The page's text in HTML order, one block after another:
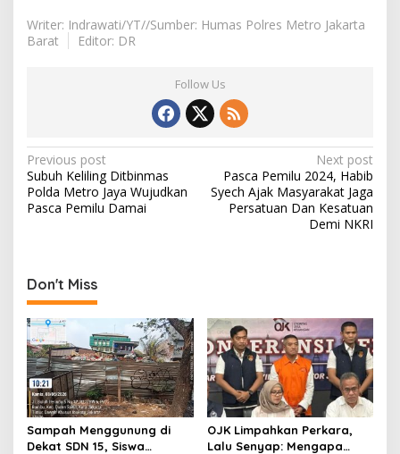
Writer: Indrawati/YT//Sumber: Humas Polres Metro Jakarta
Barat
Editor: DR
Follow Us
Post
navigation
Previous post
Subuh Keliling Ditbinmas
Polda Metro Jaya Wujudkan
Pasca Pemilu Damai
Next post
Pasca Pemilu 2024, Habib
Syech Ajak Masyarakat Jaga
Persatuan Dan Kesatuan
Demi NKRI
Don't Miss
Sampah Menggunung di
Dekat SDN 15, Siswa
OJK Limpahkan Perkara,
Lalu Senyap: Mengapa